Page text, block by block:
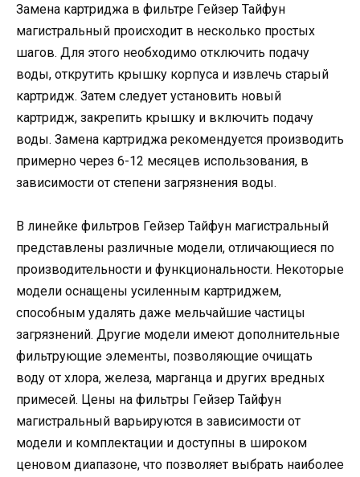
Замена картриджа в фильтре Гейзер Тайфун
магистральный происходит в несколько простых
шагов. Для этого необходимо отключить подачу
воды, открутить крышку корпуса и извлечь старый
картридж. Затем следует установить новый
картридж, закрепить крышку и включить подачу
воды. Замена картриджа рекомендуется производить
примерно через 6-12 месяцев использования, в
зависимости от степени загрязнения воды.
В линейке фильтров Гейзер Тайфун магистральный
представлены различные модели, отличающиеся по
производительности и функциональности. Некоторые
модели оснащены усиленным картриджем,
способным удалять даже мельчайшие частицы
загрязнений. Другие модели имеют дополнительные
фильтрующие элементы, позволяющие очищать
воду от хлора, железа, марганца и других вредных
примесей. Цены на фильтры Гейзер Тайфун
магистральный варьируются в зависимости от
модели и комплектации и доступны в широком
ценовом диапазоне, что позволяет выбрать наиболее